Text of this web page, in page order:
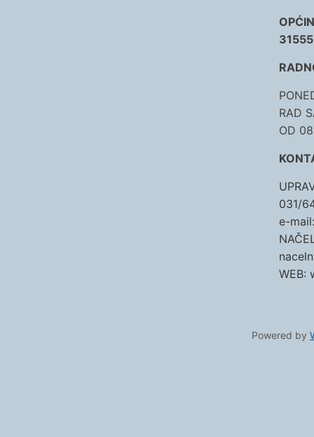
RAD
OD
031/
e-
WEB:
Powered by